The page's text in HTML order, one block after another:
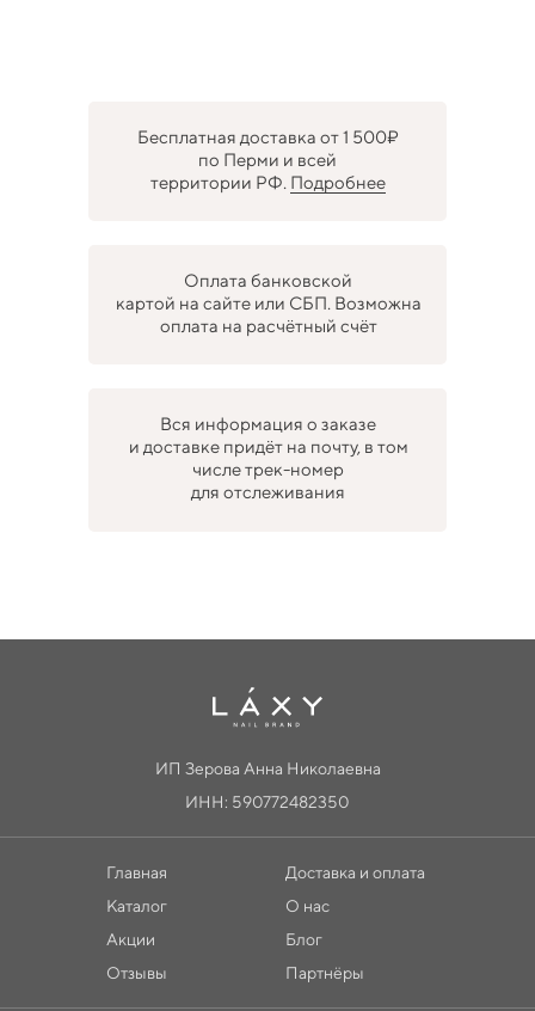
Бесплатная доставка от 1 500₽
по Перми и всей
территории РФ. Подробнее
Оплата банковской
картой на сайте или СБП. Возможна
оплата на расчётный счёт
Вся информация о заказе
и доставке придёт на почту, в том
числе трек-номер
для отслеживания
ИП Зерова Анна Николаевна
ИНН: 590772482350
Главная
Каталог
Акции
Отзывы
Доставка и оплата
О нас
Блог
Партнёры